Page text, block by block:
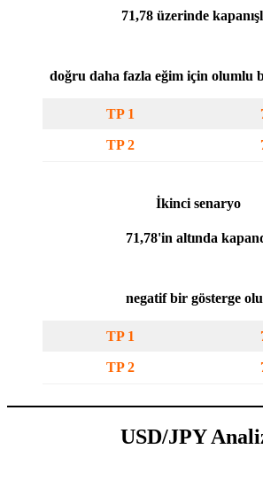
71,78 üzerinde
doğru daha fazla eğim için olumlu
TP 1
TP 2
İkinci senaryo
71,78'in altında
negatif bir gösterge
TP 1
TP 2
USD/JPY